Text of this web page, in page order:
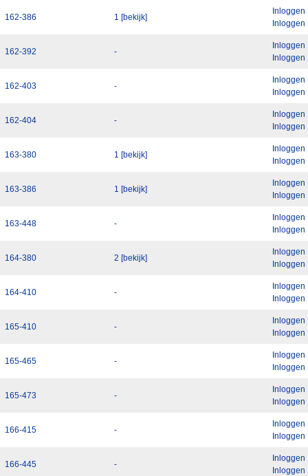
162-386 1 [bekijk]
Inloggen
Inloggen
162-392 -
Inloggen
Inloggen
162-403 -
Inloggen
Inloggen
162-404 -
Inloggen
Inloggen
163-380 1 [bekijk]
Inloggen
Inloggen
163-386 1 [bekijk]
Inloggen
Inloggen
163-448 -
Inloggen
Inloggen
164-380 2 [bekijk]
Inloggen
Inloggen
164-410 -
Inloggen
Inloggen
165-410 -
Inloggen
Inloggen
165-465 -
Inloggen
Inloggen
165-473 -
Inloggen
Inloggen
166-415 -
Inloggen
Inloggen
166-445 -
Inloggen
Inloggen